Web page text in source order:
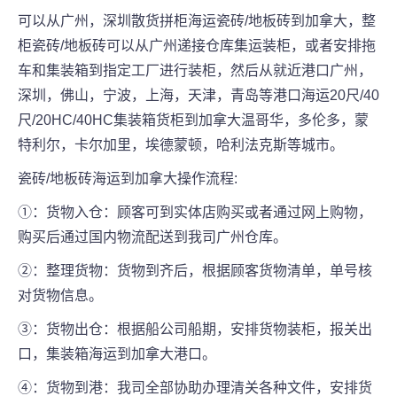
可以从广州，深圳散货拼柜海运瓷砖/地板砖到加拿大，整
柜瓷砖/地板砖可以从广州递接仓库集运装柜，或者安排拖
车和集装箱到指定工厂进行装柜，然后从就近港口广州，
深圳，佛山，宁波，上海，天津，青岛等港口海运20尺/40
尺/20HC/40HC集装箱货柜到加拿大温哥华，多伦多，蒙
特利尔，卡尔加里，埃德蒙顿，哈利法克斯等城市。
瓷砖/地板砖海运到加拿大操作流程:
①：货物入仓：顾客可到实体店购买或者通过网上购物，
购买后通过国内物流配送到我司广州仓库。
②：整理货物：货物到齐后，根据顾客货物清单，单号核
对货物信息。
③：货物出仓：根据船公司船期，安排货物装柜，报关出
口，集装箱海运到加拿大港口。
④：货物到港：我司全部协助办理清关各种文件，安排货